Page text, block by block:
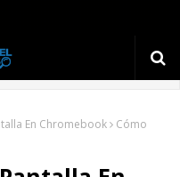
En Chromebook
Cómo